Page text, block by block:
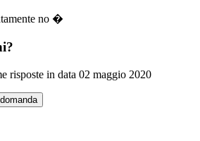
no �
risposte in data 02 maggio 2020